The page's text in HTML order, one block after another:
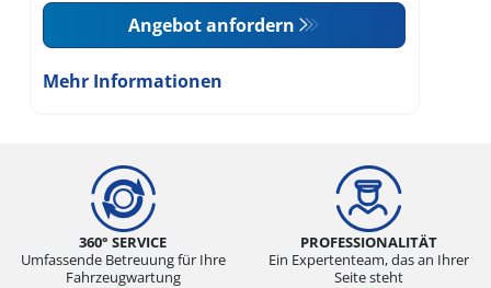
Angebot anfordern
Mehr Informationen
360° SERVICE
Umfassende Betreuung für Ihre
Fahrzeugwartung
PROFESSIONALITÄT
Ein Expertenteam, das an Ihrer
Seite steht